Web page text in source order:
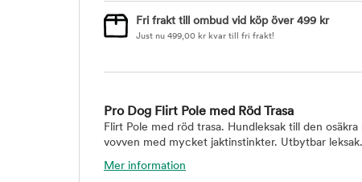
Fri frakt till ombud vid köp över 499 kr
Just nu 499,00 kr kvar till fri frakt!
Pro Dog Flirt Pole med Röd Trasa
Flirt Pole med röd trasa. Hundleksak till den
vovven med mycket jaktinstinkter. Utbytbar leksak.
Mer information